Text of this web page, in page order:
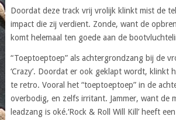
Doordat deze track vrij vrolijk klinkt mist de
impact die zij verdient. Zonde, want de
komt helemaal ten goede aan de
“Toeptoeptoep” als achtergrondzang bij de
‘Crazy’. Doordat er ook geklapt wordt, klinkt
te retro. Vooral het “toeptoeptoep” in de
overbodig, en zelfs irritant. Jammer, want de
leadzang is oké.‘Rock & Roll Will Kill’ heeft